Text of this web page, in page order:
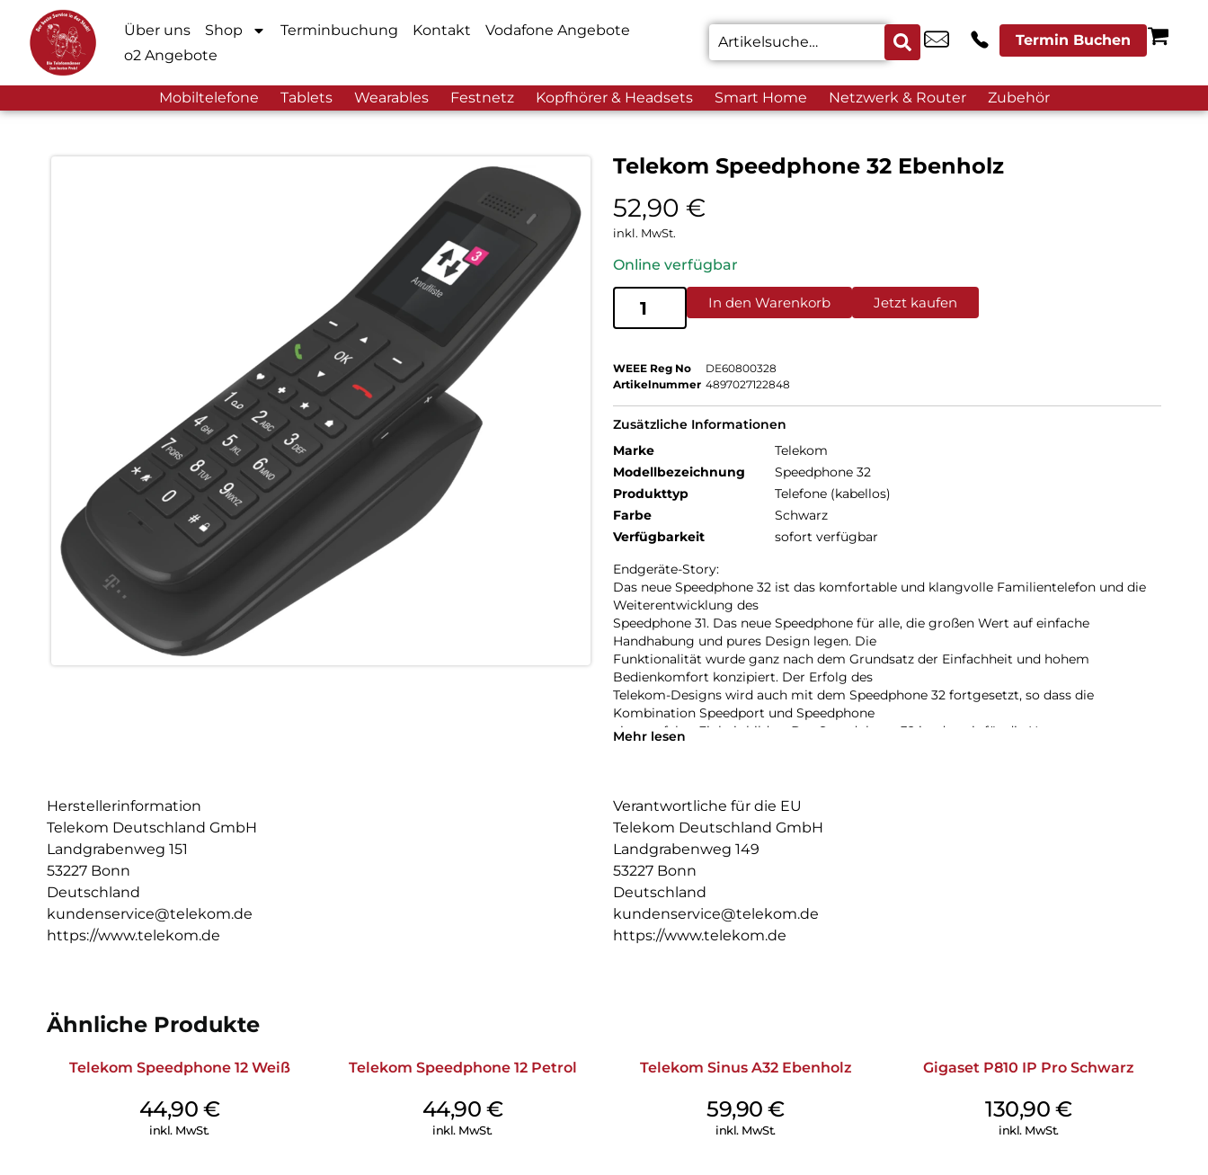
Über uns Shop Terminbuchung Kontakt
Vodafone Angebote
o2 Angebote
Termin Buchen
Mobiltelefone Tablets Wearables Festnetz Kopfhörer & Headsets Smart Home Netzwerk & Router Zubehör
Telekom Speedphone 32 Ebenholz
52,90 €
inkl. MwSt.
Online verfügbar
In den Warenkorb Jetzt kaufen
WEEE Reg No
DE60800328
Artikelnummer 4897027122848
Zusätzliche Informationen
Marke
Telekom
Modellbezeichnung
Speedphone 32
Produkttyp
Telefone (kabellos)
Farbe
Schwarz
Verfügbarkeit
sofort verfügbar
Endgeräte-Story:
Das neue Speedphone 32 ist das komfortable und klangvolle Familientelefon und die
Weiterentwicklung des
Speedphone 31. Das neue Speedphone für alle, die großen Wert auf einfache
Handhabung und pures Design legen. Die
Funktionalität wurde ganz nach dem Grundsatz der Einfachheit und hohem
Bedienkomfort konzipiert. Der Erfolg des
Telekom-Designs wird auch mit dem Speedphone 32 fortgesetzt, so dass die
Kombination Speedport und Speedphone
eine perfekte Einheit bilden. Das Speedphone 32 ist derzeit für die Nutzung an
Farbdisplay, die ergonomische Tastatur mit Multifunktionstaste (3-Wege Navigation),
die einfache Inbetriebnahme, die
Das Speedphone 32 kann auch als zusätzliches Mobilteil an den Modellvarianten mit
eigener Basis eingesetzt werden.
Mehr lesen
Herstellerinformation
Telekom Deutschland GmbH
Landgrabenweg 151
53227 Bonn
Deutschland
kundenservice@telekom.de
https://www.telekom.de
Verantwortliche für die EU
Telekom Deutschland GmbH
Landgrabenweg 149
53227 Bonn
Deutschland
kundenservice@telekom.de
https://www.telekom.de
Ähnliche Produkte
Telekom Speedphone 12 Weiß
44,90 €
inkl. MwSt.
Telekom Speedphone 12 Petrol
44,90 €
inkl. MwSt.
Telekom Sinus A32 Ebenholz
59,90€
inkl. MwSt.
Gigaset P810 IP Pro Schwarz
130,90€
inkl. MwSt.